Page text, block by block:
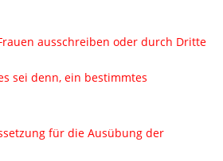
ausschreiben oder durch Dritte
sei denn, ein bestimmtes
für die Ausübung der